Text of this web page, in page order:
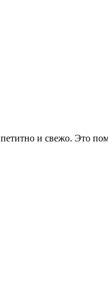
и свежо. Это